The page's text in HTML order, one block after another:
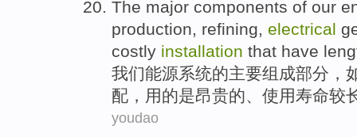
The major components of our
production, refining, electrical
costly installation that have
我们能源系统的主要组成部分，
配 ，用的是昂贵的、使用寿命较
youdao